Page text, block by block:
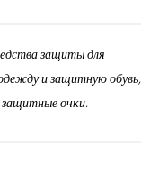
защиты для
и защитную обувь,
очки.